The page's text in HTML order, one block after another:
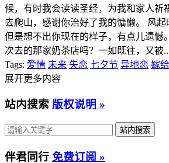
候，有时我会读读圣经，为我和家人祈
去爬山，感谢你治好了我的慵懒。 风起
但是想不出你现在的样子，有点儿遗憾
次去的那家奶茶店吗？一如既往，又被
Tags: 爱情 未来 失恋 七夕节 异地恋 嫁
展开更多内容
站内搜索 版权说明 »
伴君同行 免费订阅 »